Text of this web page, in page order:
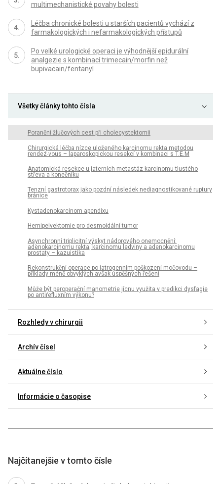
multimechanistické povahy bolesti
Léčba chronické bolesti u starších pacientů vychází z
farmakologických i nefarmakologických přístupů
Po velké urologické operaci je výhodnější epidurální
analgezie s kombinací trimecain/morfin než
bupivacain/fentanyl
Všetky články tohto čísla
Poranění žlučových cest při cholecystektomii
Chirurgická léčba nízce uloženého karcinomu rekta metodou
rendez-vous – laparoskopickou resekcí v kombinaci s T.E.M
Anatomická resekce u jaterních metastáz karcinomu tlustého
střeva a konečníku
Tenzní gastrotorax jako pozdní následek nediagnostikované ruptury
bránice
Kystadenokarcinom apendixu
Hemipelvektomie pro desmoidální tumor
Asynchronní triplicitní výskyt nádorového onemocnění:
adenokarcinomu rekta, karcinomu ledviny a adenokarcinomu
prostaty – kazuistika
Rekonstrukční operace po iatrogenním poškození močovodu –
příklady méně obvyklých avšak úspěšných řešení
Může být peroperační manometrie jícnu využita v predikci dysfagie
po antirefluxním výkonu?
Rozhledy v chirurgii
Archív čísel
Aktuálne číslo
Informácie o časopise
Najčítanejšie v tomto čísle